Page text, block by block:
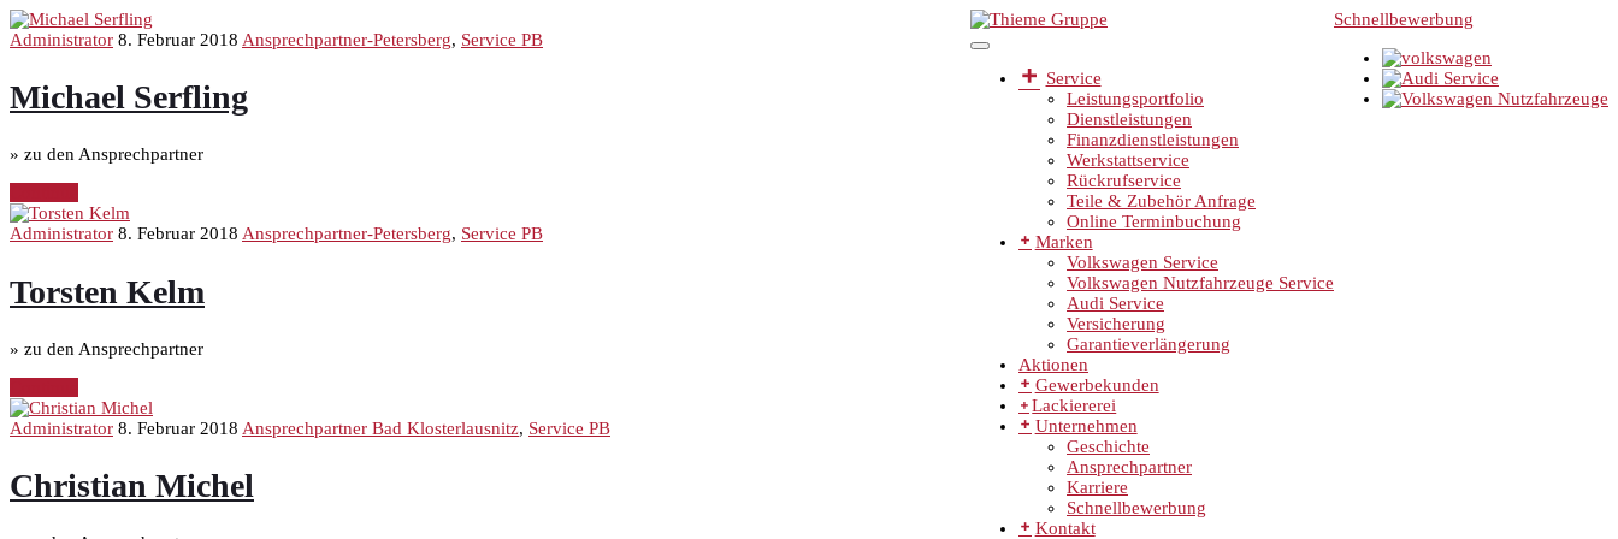
Schnellbewerbung
Service
Leistungsportfolio
Dienstleistungen
Finanzdienstleistungen
Werkstattservice
Rückrufservice
Teile & Zubehör Anfrage
Online Terminbuchung
Marken
Volkswagen Service
Volkswagen Nutzfahrzeuge Service
Audi Service
Versicherung
Garantieverlängerung
Aktionen
Gewerbekunden
Lackiererei
Unternehmen
Geschichte
Ansprechpartner
Karriere
Schnellbewerbung
Kontakt
Administrator 8. Februar 2018 Ansprechpartner-Petersberg, Service PB
Michael Serfling
» zu den Ansprechpartner
Administrator 8. Februar 2018 Ansprechpartner-Petersberg, Service PB
Torsten Kelm
» zu den Ansprechpartner
Administrator 8. Februar 2018 Ansprechpartner Bad Klosterlausnitz, Service PB
Christian Michel